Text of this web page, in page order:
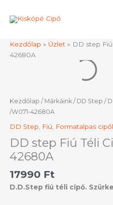
Kezdőlap » Üzlet » DD step Fiú
42680A
Kezdőlap / Márkáink / DD Step /
/W071-42680A
DD Step Fiú Formatalpas
DD step Fiú Téli
42680A
17990 Ft
D.D.Step fiú téli cipő.
Cipő/
25
/W071-
mennyiség